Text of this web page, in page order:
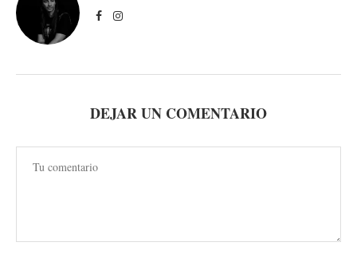
DEJAR UN COMENTARIO